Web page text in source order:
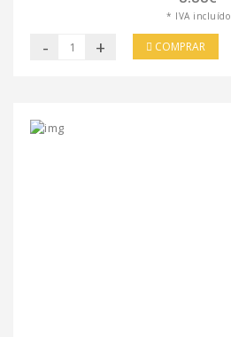
* IVA incluído
- + COMPRAR